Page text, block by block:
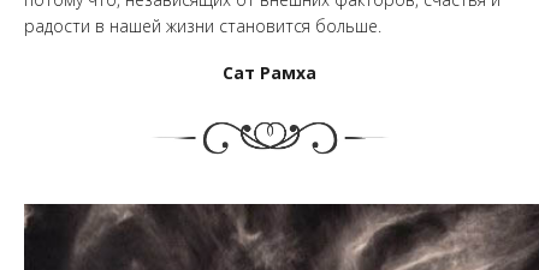
радости в нашей жизни становится больше.
Сат Рамха